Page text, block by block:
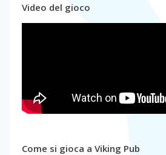
Video del gioco
Come si gioca a Viking Pub